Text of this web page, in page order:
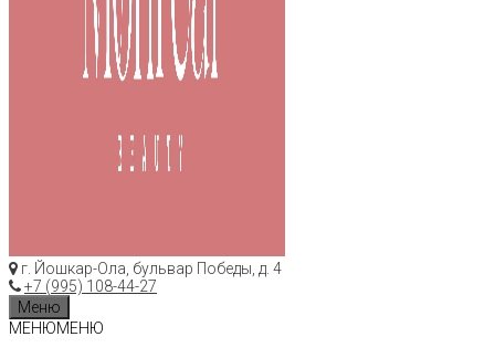
г. Йошкар-Ола, бульвар Победы, д. 4
+7 (995) 108-44-27
Меню
МЕНЮМЕНЮ